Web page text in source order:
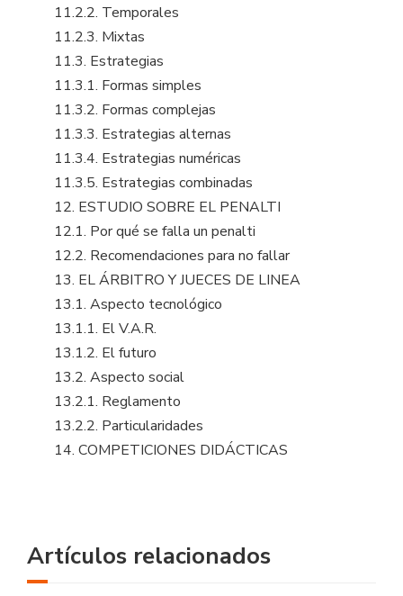
11.2.2. Temporales
11.2.3. Mixtas
11.3. Estrategias
11.3.1. Formas simples
11.3.2. Formas complejas
11.3.3. Estrategias alternas
11.3.4. Estrategias numéricas
11.3.5. Estrategias combinadas
12. ESTUDIO SOBRE EL PENALTI
12.1. Por qué se falla un penalti
12.2. Recomendaciones para no fallar
13. EL ÁRBITRO Y JUECES DE LINEA
13.1. Aspecto tecnológico
13.1.1. El V.A.R.
13.1.2. El futuro
13.2. Aspecto social
13.2.1. Reglamento
13.2.2. Particularidades
14. COMPETICIONES DIDÁCTICAS
Artículos relacionados